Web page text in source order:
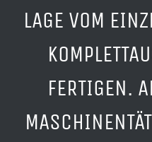
LAGE VOM
FERTIGEN.